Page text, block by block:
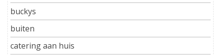
buckys
buiten
catering aan huis